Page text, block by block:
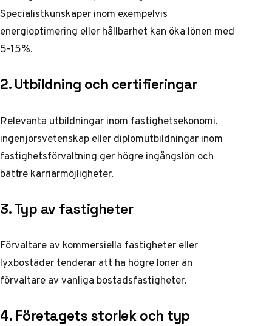
Specialistkunskaper inom exempelvis
energioptimering eller hållbarhet kan öka lönen med
5-15%.
2. Utbildning och certifieringar
Relevanta utbildningar inom fastighetsekonomi,
ingenjörsvetenskap eller diplomutbildningar inom
fastighetsförvaltning ger högre ingångslön och
bättre karriärmöjligheter.
3. Typ av fastigheter
Förvaltare av kommersiella fastigheter eller
lyxbostäder tenderar att ha högre löner än
förvaltare av vanliga bostadsfastigheter.
4. Företagets storlek och typ